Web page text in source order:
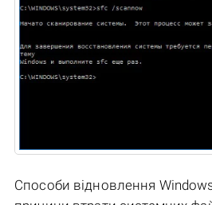
Способи відновлення